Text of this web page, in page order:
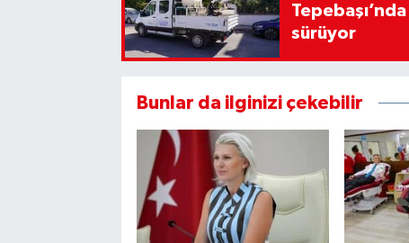
sürüyor
Bunlar da ilginizi çekebilir